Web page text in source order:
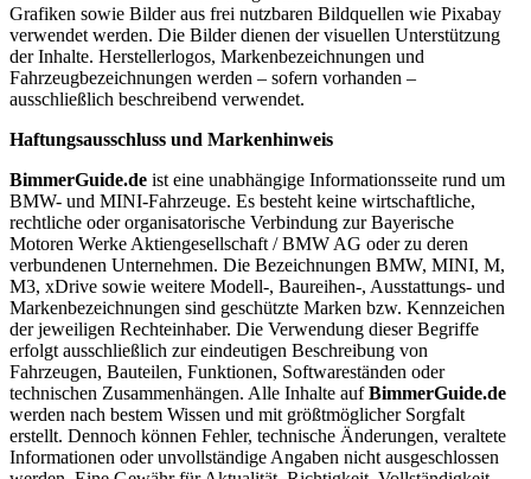
Grafiken sowie Bilder aus frei nutzbaren Bildquellen wie Pixabay
verwendet werden. Die Bilder dienen der visuellen Unterstützung
der Inhalte. Herstellerlogos, Markenbezeichnungen und
Fahrzeugbezeichnungen werden – sofern vorhanden –
ausschließlich beschreibend verwendet.
Haftungsausschluss und Markenhinweis
BimmerGuide.de ist eine unabhängige Informationsseite rund um
BMW- und MINI-Fahrzeuge. Es besteht keine wirtschaftliche,
rechtliche oder organisatorische Verbindung zur Bayerische
Motoren Werke Aktiengesellschaft / BMW AG oder zu deren
verbundenen Unternehmen. Die Bezeichnungen BMW, MINI, M,
M3, xDrive sowie weitere Modell-, Baureihen-, Ausstattungs- und
Markenbezeichnungen sind geschützte Marken bzw. Kennzeichen
der jeweiligen Rechteinhaber. Die Verwendung dieser Begriffe
erfolgt ausschließlich zur eindeutigen Beschreibung von
Fahrzeugen, Bauteilen, Funktionen, Softwareständen oder
technischen Zusammenhängen. Alle Inhalte aufBimmerGuide.de
werden nach bestem Wissen und mit größtmöglicher Sorgfalt
erstellt. Dennoch können Fehler, technische Änderungen, veraltete
Informationen oder unvollständige Angaben nicht ausgeschlossen